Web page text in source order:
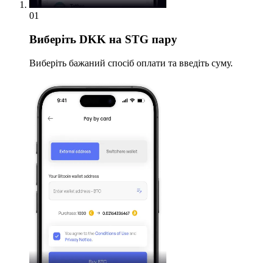
01
Виберіть DKK на STG пару
Виберіть бажаний спосіб оплати та введіть суму.